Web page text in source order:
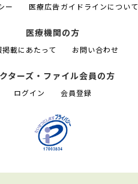
ー 医療広告ガイドラインについて
医療機関の方
掲載にあたって お問い合わせ
ターズ・ファイル会員の方
ログイン 会員登録